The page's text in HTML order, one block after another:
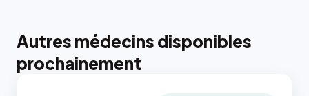
Autres médecins disponibles
prochainement
puisque la
photo est
recadrée